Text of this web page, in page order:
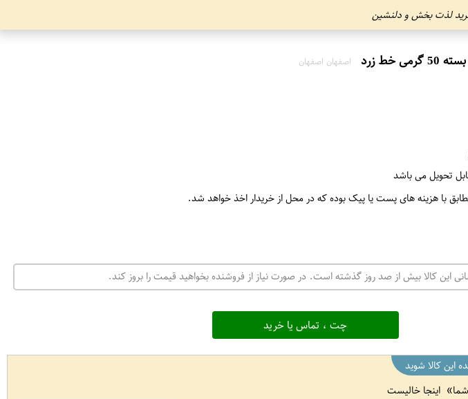
لذت بخش و دلنشین
زرد اصفهان اصفهان
تحویل می باشد
با هزینه های پست یا پیک بوده که در محل از خریدار اخذ خواهد شد.
این کالا بیش از صد روز گذشته است. در صورت نیاز از فروشنده بخواهید قیمت را بروز کند.
چت ، تماس یا خرید
این کالا شوید
اینجا خالیست